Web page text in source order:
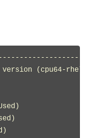
(cpu64-